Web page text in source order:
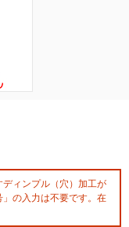
ィンプル（穴）加工が
の入力は不要です。在